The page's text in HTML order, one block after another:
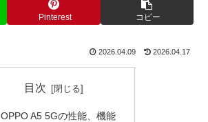
Pinterest コピー
2026.04.09 2026.04.17
目次
OPPO A5 5Gの性能、機能